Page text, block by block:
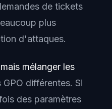
de tickets
plus
d'attaques.
mélanger les
GPO différentes. Si
des paramètres